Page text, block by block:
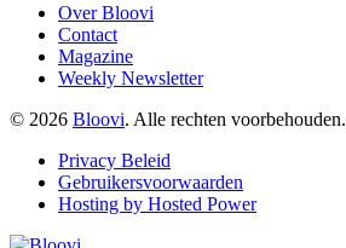
Over Bloovi
Contact
Magazine
Weekly Newsletter
© 2026 Bloovi. Alle rechten voorbehouden.
Privacy Beleid
Gebruikersvoorwaarden
Hosting by Hosted Power